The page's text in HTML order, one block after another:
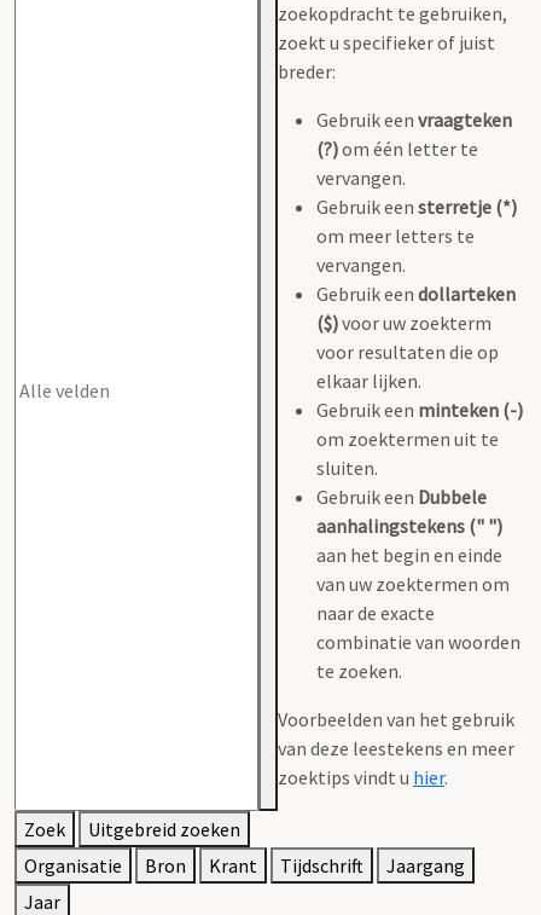
zoekopdracht te gebruiken,
zoekt u specifieker of juist
breder:
Gebruik een vraagteken
(?)om één letter te
vervangen.
Gebruik een sterretje (*)
om meer letters te
vervangen.
Gebruik een dollarteken
($)voor uw zoekterm
voor resultaten die op
elkaar lijken.
Gebruik een minteken (-)
om zoektermen uit te
sluiten.
Gebruik een Dubbele
aanhalingstekens (" ")
aan het begin en einde
van uw zoektermen om
naar de exacte
combinatie van woorden
te zoeken.
Voorbeelden van het gebruik
van deze leestekens en meer
zoektips vindt u hier.
Zoek
Uitgebreid zoeken
Organisatie
Bron Krant Tijdschrift
Jaargang
Jaar